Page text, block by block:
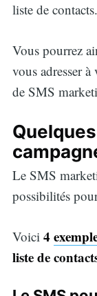
liste de contacts.
Vous pourrez
vous adresser
de SMS
Le SMS
possibilités
Voici 4
liste de